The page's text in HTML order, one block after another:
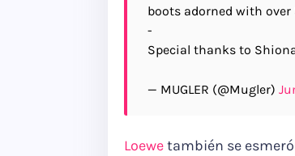
boots adorned with
-
Special thanks to
— MUGLER (@Mugler)
Loewetambién se